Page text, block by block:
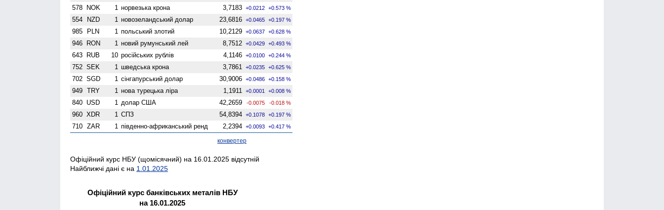
578 NOK 1 норвезька крона 3,7183 +0.0212 +0.573 %
554 NZD 1 ново­зеландський долар 23,6816 +0.0465 +0.197 %
985 PLN 1 польський злотий 10,2129 +0.0637 +0.628 %
946 RON 1 новий румунський лей 8,7512 +0.0429 +0.493 %
643 RUB 10 російських рублів 4,1146 +0.0100 +0.244 %
752 SEK 1 шведська крона 3,7861 +0.0235 +0.625 %
702 SGD 1 сінгапурський долар 30,9006 +0.0486 +0.158 %
949 TRY 1 нова турецька ліра 1,1911 +0.0001 +0.008 %
840 USD 1 долар США 42,2659 -0.0075 -0.018 %
960 XDR 1 СПЗ 54,8394 +0.1078 +0.197 %
710 ZAR 1 південно-африканський ренд 2,2394 +0.0093 +0.417 %
конвертер
Офіційний курс НБУ (щомісячний) на 16.01.2025 відсутній
Найближчі дані є на 1.01.2025
Офіційний курс банківських металів НБУ
на 16.01.2025